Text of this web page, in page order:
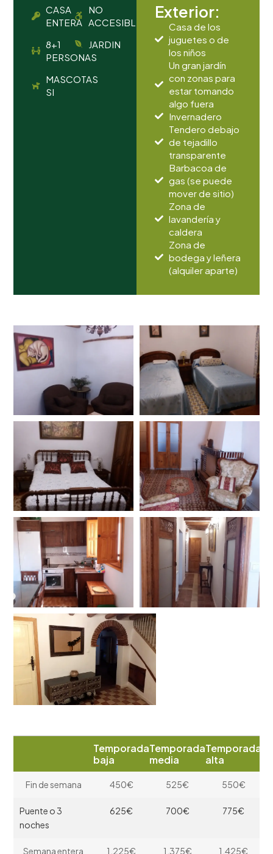
CASA
ENTERA
8+1
PERSONAS
MASCOTAS
SI
NO
ACCESIBLE
JARDIN
Exterior:
Casa de los
juguetes o de
los niños
Un gran jardín
con zonas para
estar tomando
algo fuera
Invernadero
Tendero debajo
de tejadillo
transparente
Barbacoa de
gas (se puede
mover de sitio)
Zona de
lavandería y
caldera
Zona de
bodega y leñera
(alquiler aparte)
Temporada
baja
Temporada
media
Temporada
alta
Fin de semana 450€ 525€ 550€
Puente o 3
noches
625€ 700€ 775€
Semana entera 1.225€ 1.375€ 1.425€